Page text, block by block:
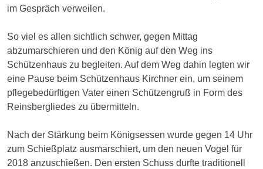
im Gespräch verweilen.
So viel es allen sichtlich schwer, gegen Mittag
abzumarschieren und den König auf den Weg ins
Schützenhaus zu begleiten. Auf dem Weg dahin legten wir
eine Pause beim Schützenhaus Kirchner ein, um seinem
pflegebedürftigen Vater einen Schützengruß in Form des
Reinsbergliedes zu übermitteln.
Nach der Stärkung beim Königsessen wurde gegen 14 Uhr
zum Schießplatz ausmarschiert, um den neuen Vogel für
2018 anzuschießen. Den ersten Schuss durfte traditionell